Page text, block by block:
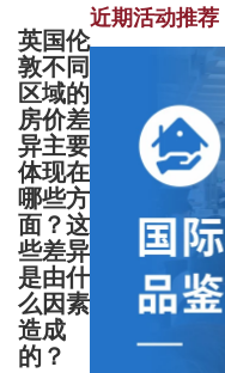
英国伦
敦不同
区域的
房价差
异主要
体现在
哪些方
面？这
些差异
是由什
么因素
造成
的？
近期活动推荐